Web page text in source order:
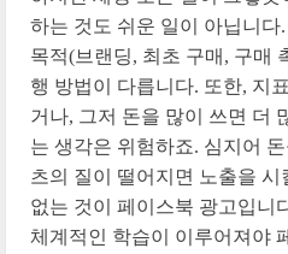
하는 것도 쉬운 일이 아닙니다
목적(브랜딩, 최초 구매, 구매
행 방법이 다릅니다. 또한, 지
거나, 그저 돈을 많이 쓰면 더
는 생각은 위험하죠. 심지어
츠의 질이 떨어지면 노출을
없는 것이 페이스북 광고입니
체계적인 학습이 이루어져야